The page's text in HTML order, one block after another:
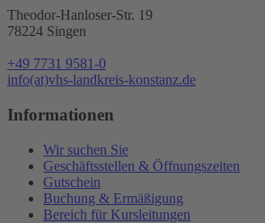
Theodor-Hanloser-Str. 19
78224 Singen
+49 7731 9581-0
info(at)vhs-landkreis-konstanz.de
Informationen
Wir suchen Sie
Geschäftsstellen & Öffnungszeiten
Gutschein
Buchung & Ermäßigung
Bereich für Kursleitungen